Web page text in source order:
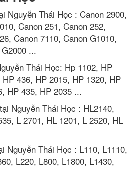
Nguyễn Thái Học : Canon 2900,
Canon 251, Canon 252,
Canon 7110, Canon G1010,
...
Thái Học: Hp 1102, HP
436, HP 2015, HP 1320, HP
HP 435, HP 2035 ...
Nguyễn Thái Học : HL2140,
L 2701, HL 1201, L 2520, HL
Nguyễn Thái Học : L110, L1110,
L220, L800, L1800, L1430,